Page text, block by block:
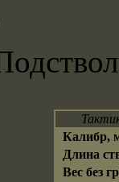
Калибр,
Длина
Вес без